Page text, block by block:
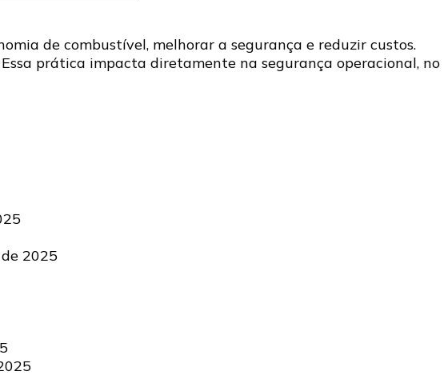
de combustível, melhorar a segurança e reduzir custos.
prática impacta diretamente na segurança operacional, no
2025